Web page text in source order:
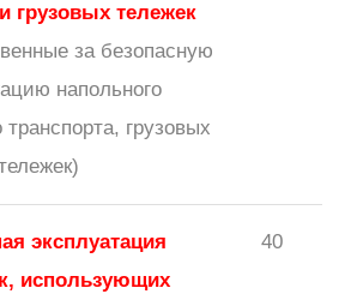
грузовых тележек
за безопасную
напольного
транспорта, грузовых
эксплуатация
использующих
40